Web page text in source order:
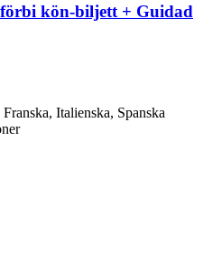
förbi kön-biljett + Guidad
Italienska, Spanska